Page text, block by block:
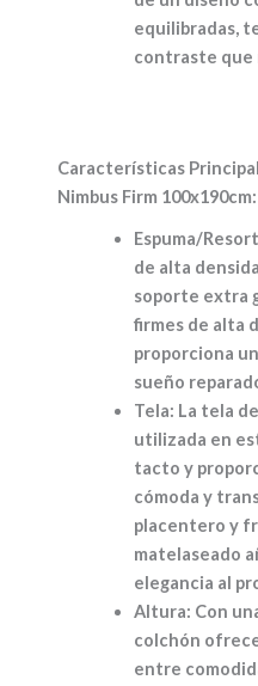
equilibradas,
contraste que
Características
Nimbus Firm 100x190cm:
Espuma/
de alta
soporte extra
firmes de alta
proporciona
sueño
Tela: La tela
utilizada en
tacto y
cómoda y
placentero y
matelaseado
elegancia al
Altura: Con
colchón
entre